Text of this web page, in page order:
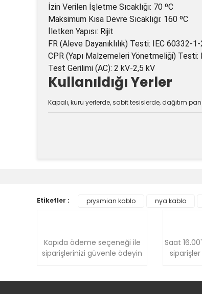
İzin Verilen İşletme Sıcaklığı: 70 ºC
Maksimum Kısa Devre Sıcaklığı: 160 ºC
İletken Yapısı: Rijit
FR (Aleve Dayanıklılık) Testi: IEC 60332-1-
CPR (Yapı Malzemeleri Yönetmeliği)
Test Gerilimi (AC): 2 kV-2,5 kV
Kullanıldığı Yerler
Kapalı, kuru yerlerde, sabit tesislerde, dağıtım
Ürün fiyatı diğer sitelerden daha pahalı.
Bu ürüne benzer farklı alternatifler olmalı.
Etiketler : prysmian kablo nya kablo
Kapıda ödeme seçeneği ile
siparişlerinizi güvenle ödeyin
Saat